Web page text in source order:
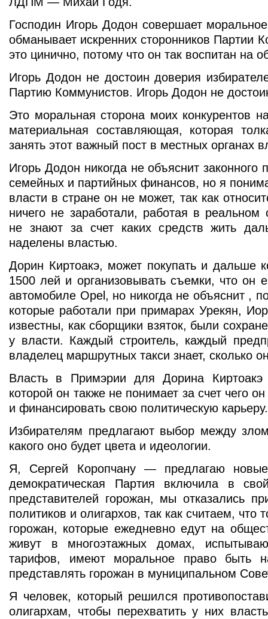
Господин Игорь Додон совершает
обманывает искренних сторонников Партии
это цинично, потому что он так воспитан на
Игорь Додон не достоин доверия
Партию Коммунистов. Игорь Додон не
Это моральная сторона моих конкурентов
материальная составляющая, которая
занять этот важный пост в местных органах
Игорь Додон никогда не объяснит законного
семейных и партийных финансов, но я
власти в стране он не может, так как
ничего не заработали, работая в реальном
не знают за счет каких средств жить
наделены властью.
Дорин Киртоакэ, может покупать и дальше
1500 лей и организовывать съемки, что он
автомобиле Opel, но никогда не объяснит ,
которые работали при примарах Урекян,
известны, как сборщики взяток, были
у власти. Каждый строитель, каждый
владелец маршрутных такси знает, сколько
Власть в Примэрии для Дорина
которой он также не понимает за счет чего
и финансировать свою политическую карьеру.
Избирателям предлагают выбор между
какого оно будет цвета и идеологии.
Я, Сергей Коропчану — предлагаю
демократическая Партия включила в
представителей горожан, мы отказались
политиков и олигархов, так как считаем, что
горожан, которые ежедневно едут на
живут в многоэтажных домах,
тарифов, имеют моральное право быть
представлять горожан в муниципальном
Я человек, который решился
олигархам, чтобы перехватить у них